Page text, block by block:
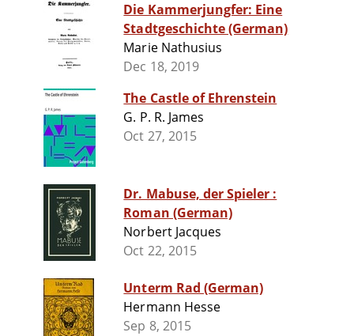
Die Kammerjungfer: Eine
Stadtgeschichte (German)
Marie Nathusius
Dec 18, 2019
The Castle of Ehrenstein
G. P. R. James
Oct 27, 2015
Dr. Mabuse, der Spieler :
Roman (German)
Norbert Jacques
Oct 22, 2015
Unterm Rad (German)
Hermann Hesse
Sep 8, 2015